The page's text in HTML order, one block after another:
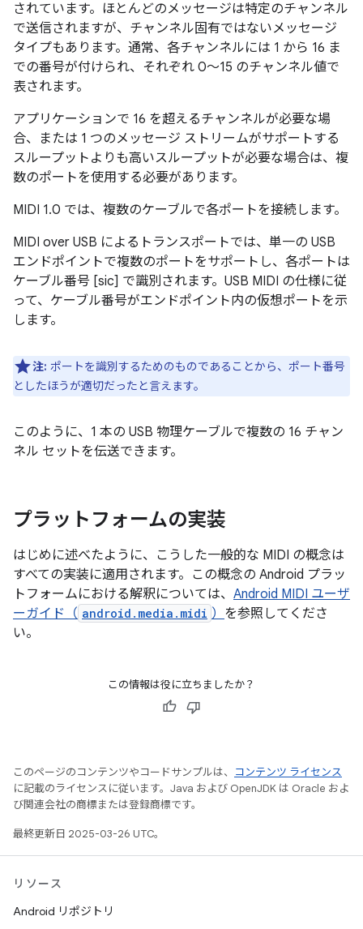
されています。 ほとんどのメッセージは特定のチャンネル
で送信されますが、チャンネル固有ではないメッセージ
タイプもあります。通常、各チャンネルには 1 から 16 ま
での番号が付けられ、それぞれ 0～15 のチャンネル値で
表されます。
アプリケーションで 16 を超えるチャンネルが必要な場
合、または 1 つのメッセージ ストリームがサポートする
スループットよりも高いスループットが必要な場合は、複
数のポートを使用する必要があります。
MIDI 1.0 では、複数のケーブルで各ポートを接続します。
MIDI over USB によるトランスポートでは、単一の USB
エンドポイントで複数のポートをサポートし、各ポートは
ケーブル番号 [sic] で識別されます。 USB MIDI の仕様に従
って、ケーブル番号がエンドポイント内の仮想ポートを示
します。
注: ポートを識別するためのものであることから、ポート番号
としたほうが適切だったと言えます。
このように、1 本の USB 物理ケーブルで複数の 16 チャン
ネル セットを伝送できます。
プラットフォームの実装
はじめに述べたように、こうした一般的な MIDI の概念は
すべての実装に適用されます。この概念の Android プラッ
トフォームにおける解釈については、 Android MIDI ユーザ
ーガイド（ android.media.midi ） を参照してくださ
い。
この情報は役に立ちましたか？
このページのコンテンツやコードサンプルは、
コンテンツ ライセンス
に記載のライセンスに従います。Java および OpenJDK は Oracle およ
び関連会社の商標または登録商標です。
最終更新日 2025-03-26 UTC。
リソース
Android リポジトリ